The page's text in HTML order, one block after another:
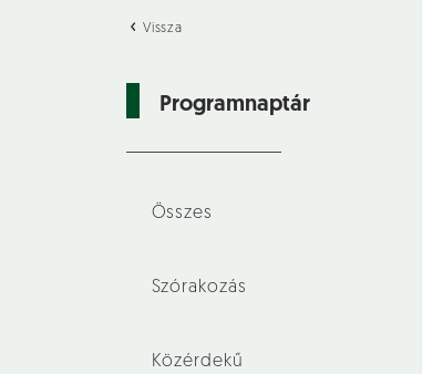
Vissza
Programnaptár
Összes
Szórakozás
Közérdekű